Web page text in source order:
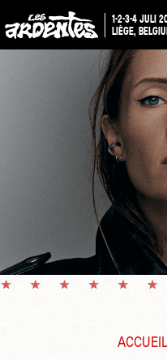
1-2-3-4 JULI
LIÈGE,
ACCUEIL